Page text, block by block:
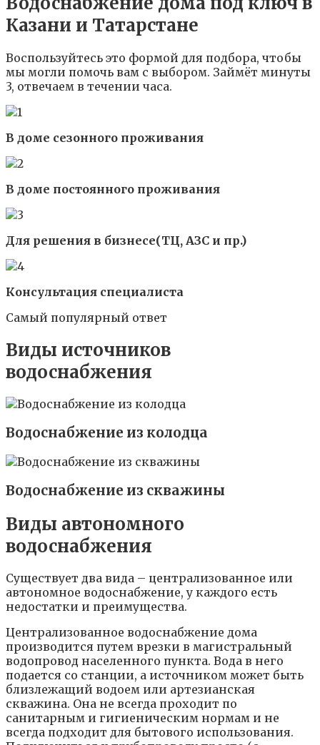
Казани и Татарстане
Воспользуйтесь это формой для подбора, чтобы
мы могли помочь вам с выбором. Займёт минуты
3, отвечаем в течении часа.
В доме сезонного проживания
В доме постоянного проживания
Для решения в бизнесе(ТЦ, АЗС и пр.)
Консультация специалиста
Самый популярный ответ
Виды источников
водоснабжения
Водоснабжение из колодца
Водоснабжение из скважины
Виды автономного
водоснабжения
Существует два вида – централизованное или
автономное водоснабжение, у каждого есть
недостатки и преимущества.
Централизованное водоснабжение дома
производится путем врезки в магистральный
водопровод населенного пункта. Вода в него
подается со станции, а источником может быть
близлежащий водоем или артезианская
скважина. Она не всегда проходит по
санитарным и гигиеническим нормам и не
всегда подходит для бытового использования.